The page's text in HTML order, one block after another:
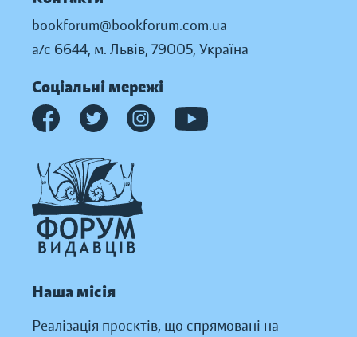
bookforum@bookforum.com.ua
а/с 6644, м. Львів, 79005, Україна
Соціальні мережі
Наша місія
Реалізація проєктів, що спрямовані на